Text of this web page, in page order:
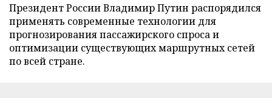
Президент России Владимир Путин распорядился
применять современные технологии для
прогнозирования пассажирского спроса и
оптимизации существующих маршрутных сетей
по всей стране.